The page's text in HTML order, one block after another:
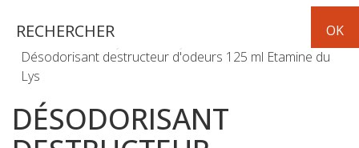
Désodorisant destructeur d'odeurs 125 ml Etamine du
Lys
DÉSODORISANT